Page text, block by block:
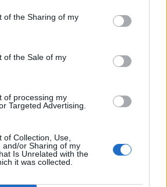
of the Sharing of my
of the Sale of my
of processing my
Targeted Advertising.
of Collection, Use,
and/or Sharing of my
Is Unrelated with the
it was collected.
palazzi
vicini
contratto unico